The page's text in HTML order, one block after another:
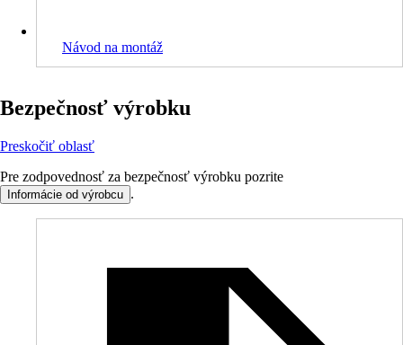
Návod na montáž
Bezpečnosť výrobku
Preskočiť oblasť
Pre zodpovednosť za bezpečnosť výrobku pozrite
Informácie od výrobcu .